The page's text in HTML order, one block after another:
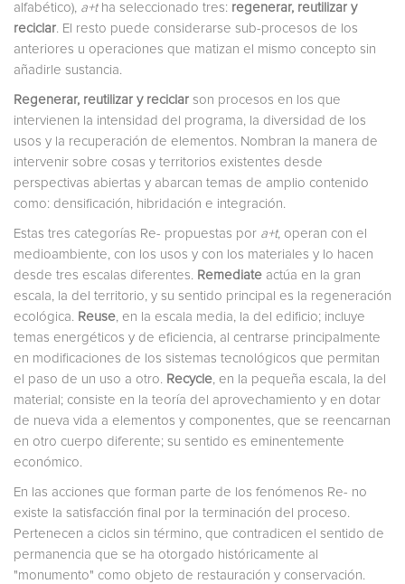
alfabético), a+t ha seleccionado tres: regenerar, reutilizar y
reciclar. El resto puede considerarse sub-procesos de los
anteriores u operaciones que matizan el mismo concepto sin
añadirle sustancia.
Regenerar, reutilizar y reciclar son procesos en los que
intervienen la intensidad del programa, la diversidad de los
usos y la recuperación de elementos. Nombran la manera de
intervenir sobre cosas y territorios existentes desde
perspectivas abiertas y abarcan temas de amplio contenido
como: densificación, hibridación e integración.
Estas tres categorías Re- propuestas por a+t, operan con el
medioambiente, con los usos y con los materiales y lo hacen
desde tres escalas diferentes. Remediate actúa en la gran
escala, la del territorio, y su sentido principal es la regeneración
ecológica. Reuse, en la escala media, la del edificio; incluye
temas energéticos y de eficiencia, al centrarse principalmente
en modificaciones de los sistemas tecnológicos que permitan
el paso de un uso a otro. Recycle, en la pequeña escala, la del
material; consiste en la teoría del aprovechamiento y en dotar
de nueva vida a elementos y componentes, que se reencarnan
en otro cuerpo diferente; su sentido es eminentemente
económico.
En las acciones que forman parte de los fenómenos Re- no
existe la satisfacción final por la terminación del proceso.
Pertenecen a ciclos sin término, que contradicen el sentido de
permanencia que se ha otorgado históricamente al
"monumento" como objeto de restauración y conservación.